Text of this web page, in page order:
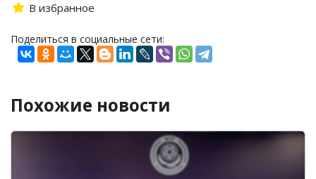
В избранное
Поделиться в социальные сети:
Похожие новости